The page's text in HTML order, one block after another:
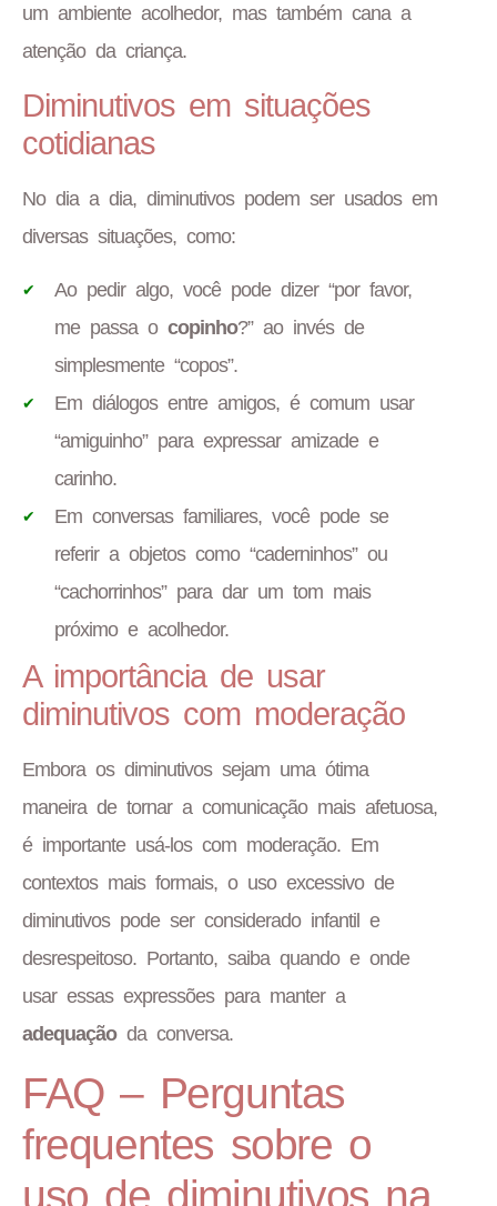
um ambiente acolhedor, mas também cana a
atenção da criança.
Diminutivos em situações
cotidianas
No dia a dia, diminutivos podem ser usados em
diversas situações, como:
Ao pedir algo, você pode dizer “por favor,
me passa o copinho?” ao invés de
simplesmente “copos”.
Em diálogos entre amigos, é comum usar
“amiguinho” para expressar amizade e
carinho.
Em conversas familiares, você pode se
referir a objetos como “caderninhos” ou
“cachorrinhos” para dar um tom mais
próximo e acolhedor.
A importância de usar
diminutivos com moderação
Embora os diminutivos sejam uma ótima
maneira de tornar a comunicação mais afetuosa,
é importante usá-los com moderação. Em
contextos mais formais, o uso excessivo de
diminutivos pode ser considerado infantil e
desrespeitoso. Portanto, saiba quando e onde
usar essas expressões para manter a
adequaçãoda conversa.
FAQ – Perguntas
frequentes sobre o
uso de diminutivos na